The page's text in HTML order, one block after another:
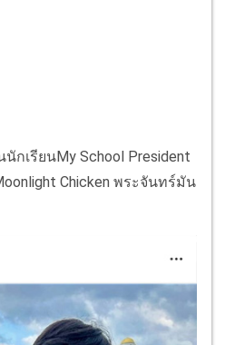
กเรียนMy School President
Chicken พระจันทร์มัน